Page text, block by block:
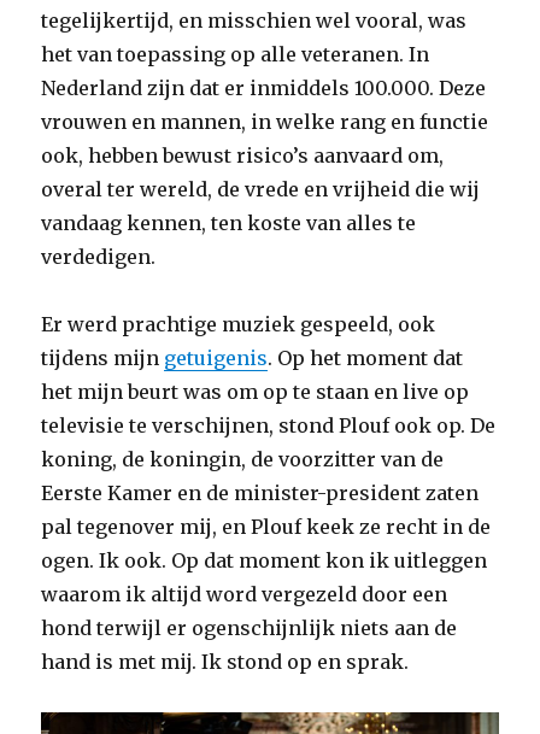
tegelijkertijd, en misschien wel vooral, was
het van toepassing op alle veteranen. In
Nederland zijn dat er inmiddels 100.000. Deze
vrouwen en mannen, in welke rang en functie
ook, hebben bewust risico’s aanvaard om,
overal ter wereld, de vrede en vrijheid die wij
vandaag kennen, ten koste van alles te
verdedigen.
Er werd prachtige muziek gespeeld, ook
tijdens mijn getuigenis. Op het moment dat
het mijn beurt was om op te staan en live op
televisie te verschijnen, stond Plouf ook op. De
koning, de koningin, de voorzitter van de
Eerste Kamer en de minister-president zaten
pal tegenover mij, en Plouf keek ze recht in de
ogen. Ik ook. Op dat moment kon ik uitleggen
waarom ik altijd word vergezeld door een
hond terwijl er ogenschijnlijk niets aan de
hand is met mij. Ik stond op en sprak.